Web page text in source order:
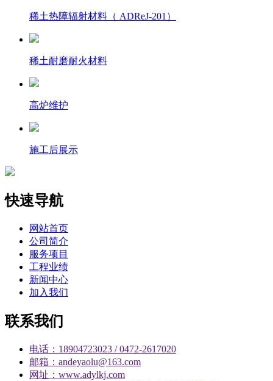
稀土热障辐射材料（ ADReJ-201）
稀土耐磨耐火材料
高炉维护
施工后展示
快速导航
网站首页
公司简介
服务项目
工程业绩
新闻中心
加入我们
联系我们
电话：18904723023 / 0472-2617020
邮箱：andeyaolu@163.com
网址：www.adylkj.com